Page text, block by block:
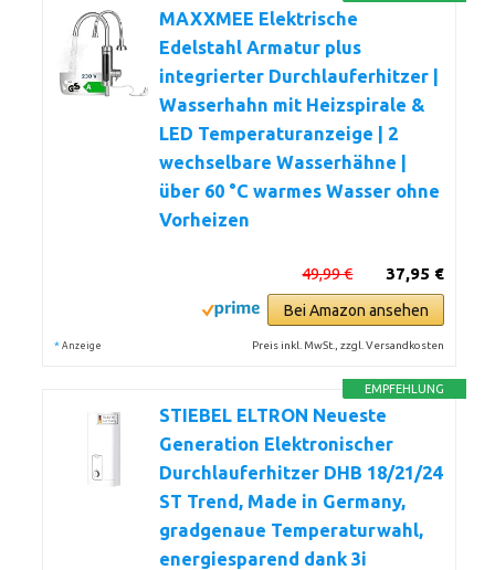
MAXXMEE Elektrische
Edelstahl Armatur plus
integrierter Durchlauferhitzer |
Wasserhahn mit Heizspirale &
LED Temperaturanzeige | 2
wechselbare Wasserhähne |
über 60 °C warmes Wasser ohne
Vorheizen
37,95 €
49,99 €
Bei Amazon ansehen
* Anzeige Preis inkl. MwSt., zzgl. Versandkosten
EMPFEHLUNG
STIEBEL ELTRON Neueste
Generation Elektronischer
Durchlauferhitzer DHB 18/21/24
ST Trend, Made in Germany,
gradgenaue Temperaturwahl,
energiesparend dank 3i